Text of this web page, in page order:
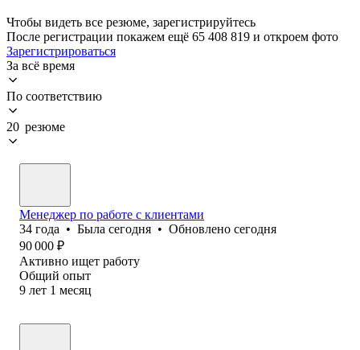
Чтобы видеть все резюме, зарегистрируйтесь
После регистрации покажем ещё 65 408 819 и откроем фото
Зарегистрироваться
За всё время
По соответствию
20 резюме
Менеджер по работе с клиентами
34 года • Была сегодня • Обновлено сегодня
90 000 ₽
Активно ищет работу
Общий опыт
9 лет 1 месяц